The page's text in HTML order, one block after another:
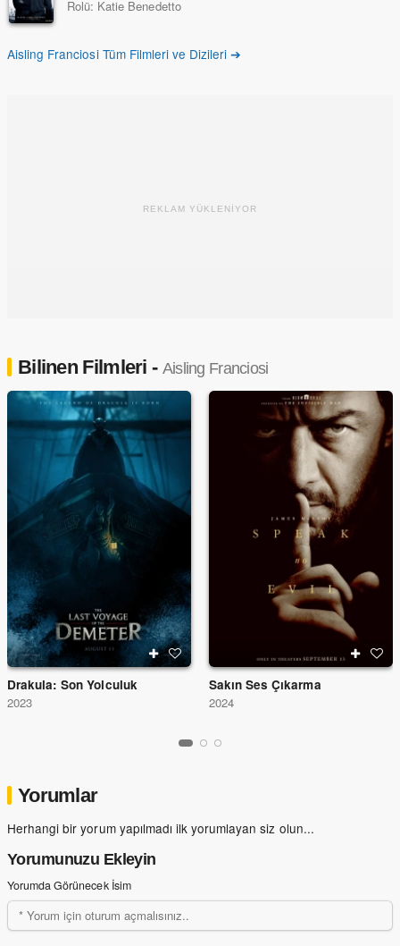
Rolü: Katie Benedetto
Aisling Franciosi Tüm Filmleri ve Dizileri ➔
REKLAM YÜKLENİYOR
Bilinen Filmleri - Aisling Franciosi
Drakula: Son Yolculuk
2023
Sakın Ses Çıkarma
2024
Yorumlar
Herhangi bir yorum yapılmadı ilk yorumlayan siz olun...
Yorumunuzu Ekleyin
Yorumda Görünecek İsim